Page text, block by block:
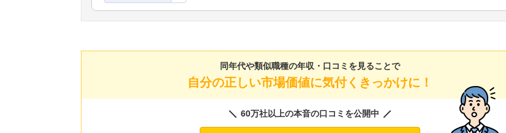
同年代や類似職種の年収・口コミを見ることで
自分の正しい市場価値に気付くきっかけに！
60万社以上の本音の口コミを公開中